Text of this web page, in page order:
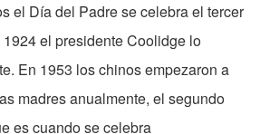
el Día del Padre se celebra el tercer
el presidente Coolidge lo
En 1953 los chinos empezaron a
madres anualmente, el segundo
es cuando se celebra